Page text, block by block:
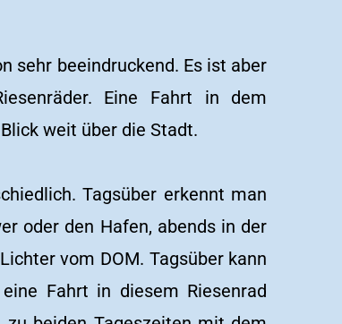
sehr beeindruckend. Es ist aber
Eine Fahrt in dem
weit über die Stadt.
Tagsüber erkennt man
oder den Hafen, abends in der
vom DOM. Tagsüber kann
Fahrt in diesem Riesenrad